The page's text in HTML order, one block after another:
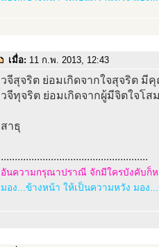
เมื่อ: 11 ก.พ. 2013, 12:43
วจีสุจริต ย่อมเกิดจากใจสุจริต มี
วจีทุจริต ย่อมเกิดจากผู้มีจิตใจโ
สาธุ
.....................................................
อันความกรุณาปราณี จักมีใครบังคับก็
มอง...ข้างหน้า ให้เป็นความหวัง มอง